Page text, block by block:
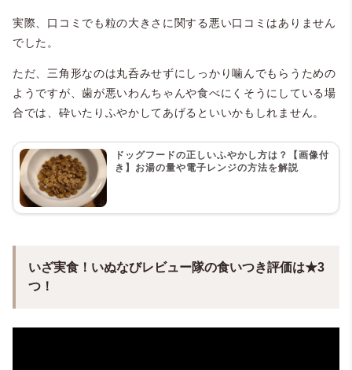
実際、口コミでも粒の大きさに関する悪い口コミはありません
でした。
ただ、三角形なのは丸呑みせずにしっかり噛んでもらうための
ようですが、歯が悪いわんちゃんや食べにくそうにしている場
合では、砕いたりふやかしてあげるといいかもしれません。
ドッグフードの正しいふやかし方は？【画像付
き】お湯の量や電子レンジの方法を解説
いざ実食！いぬなびレビュー隊の食いつき評価は★3
つ！